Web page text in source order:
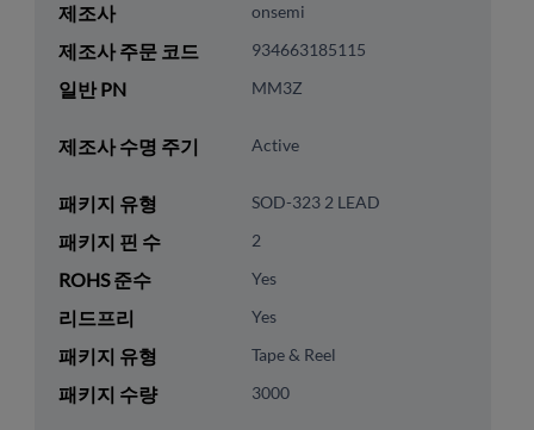
제조사 onsemi
제조사 주문 코드 934663185115
일반 PN MM3Z
제조사 수명 주기 Active
패키지 유형 SOD-323 2 LEAD
패키지 핀 수 2
ROHS 준수 Yes
리드프리 Yes
패키지 유형 Tape & Reel
패키지 수량 3000